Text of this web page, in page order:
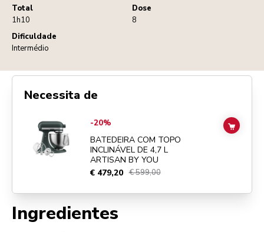
Total
1h10
Dose
8
Dificuldade
Intermédio
Ingredientes
Necessita de
Go toBATEDEIRA COM TOPO INCLINÁVEL DE 4,7 L ARTISAN BY
-20%
BATEDEIRA COM TOPO
INCLINÁVEL DE 4,7 L
ARTISAN BY YOU
€ 479,20 € 599,00
ADD